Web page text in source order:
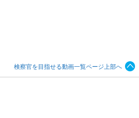
検察官を目指せる動画一覧ページ上部へ